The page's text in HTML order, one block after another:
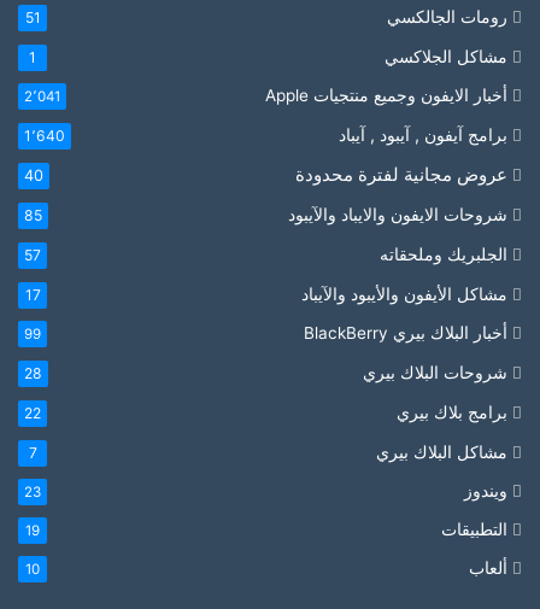
رومات الجالكسي 51
مشاكل الجلاكسي 1
أخبار الايفون وجميع منتجيات Apple 2٬041
برامج آيفون , آيبود , آيباد 1٬640
عروض مجانية لفترة محدودة 40
شروحات الايفون والايباد والآيبود 85
الجلبريك وملحقاته 57
مشاكل الأيفون والأيبود والآيباد 17
أخبار البلاك بيري BlackBerry 99
شروحات البلاك بيري 28
برامج بلاك بيري 22
مشاكل البلاك بيري 7
ويندوز 23
التطبيقات 19
ألعاب 10